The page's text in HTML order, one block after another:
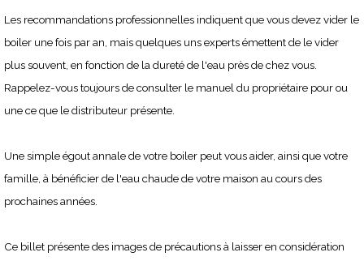
Les recommandations professionnelles indiquent que vous devez vider le
boiler une fois par an, mais quelques uns experts émettent de le vider
plus souvent, en fonction de la dureté de l'eau près de chez vous.
Rappelez-vous toujours de consulter le manuel du propriétaire pour ou
une ce que le distributeur présente.
Une simple égout annale de votre boiler peut vous aider, ainsi que votre
famille, à bénéficier de l'eau chaude de votre maison au cours des
prochaines années.
Ce billet présente des images de précautions à laisser en considération